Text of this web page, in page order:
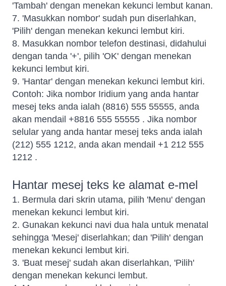
'Tambah' dengan menekan kekunci lembut kanan.
7. 'Masukkan nombor' sudah pun diserlahkan,
'Pilih' dengan menekan kekunci lembut kiri.
8. Masukkan nombor telefon destinasi, didahului
dengan tanda '+', pilih 'OK' dengan menekan
kekunci lembut kiri.
9. 'Hantar' dengan menekan kekunci lembut kiri.
Contoh: Jika nombor Iridium yang anda hantar
mesej teks anda ialah (8816) 555 55555, anda
akan mendail +8816 555 55555 . Jika nombor
selular yang anda hantar mesej teks anda ialah
(212) 555 1212, anda akan mendail +1 212 555
1212 .
Hantar mesej teks ke alamat e-mel
1. Bermula dari skrin utama, pilih 'Menu' dengan
menekan kekunci lembut kiri.
2. Gunakan kekunci navi dua hala untuk menatal
sehingga 'Mesej' diserlahkan; dan 'Pilih' dengan
menekan kekunci lembut kiri.
3. 'Buat mesej' sudah akan diserlahkan, 'Pilih'
dengan menekan kekunci lembut.